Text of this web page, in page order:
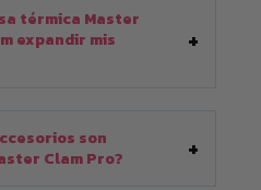
térmica Master
expandir mis
son
Clam Pro?